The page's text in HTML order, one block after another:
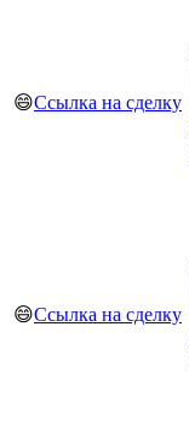
😄Ссылка на сделку
😄Ссылка на сделку